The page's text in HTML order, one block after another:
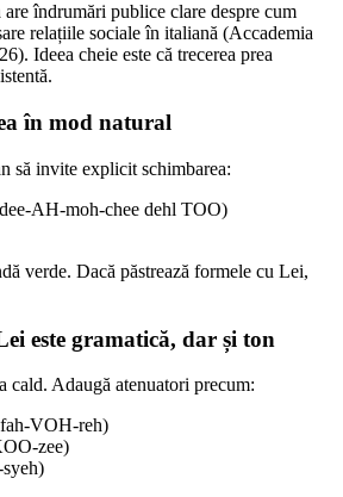
îndrumări publice clare despre cum
relațiile sociale în italiană (Accademia
Ideea cheie este că trecerea prea
în mod natural
să invite explicit schimbarea:
AH-moh-chee dehl TOO)
verde. Dacă păstrează formele cu Lei,
este gramatică, dar și ton
cald. Adaugă atenuatori precum:
VOH-reh)
zee)